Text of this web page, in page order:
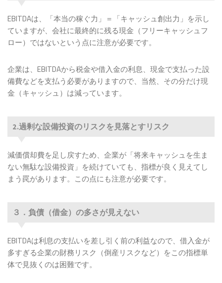
EBITDAは、「本当の稼ぐ力」＝「キャッシュ創出力」を示し
ていますが、会社に最終的に残る現金（フリーキャッシュフ
ロー）ではないという点に注意が必要です。
企業は、EBITDAから税金や借入金の利息、現金で支払った設
備費などを支払う必要がありますので、当然、その分だけ現
金（キャッシュ）は減っています。
2.過剰な設備投資のリスクを見落とすリスク
減価償却費を足し戻すため、企業が「将来キャッシュを生ま
ない無駄な設備投資」を続けていても、指標が良く見えてし
まう罠があります。この点にも注意が必要です。
３．負債（借金）の多さが見えない
EBITDAは利息の支払いを差し引く前の利益なので、借入金が
多すぎる企業の財務リスク（倒産リスクなど）をこの指標単
体で見抜くのは困難です。